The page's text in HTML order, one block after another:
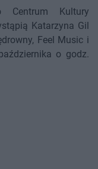
Kultury
Katarzyna Gil
Feel Music i
o godz.